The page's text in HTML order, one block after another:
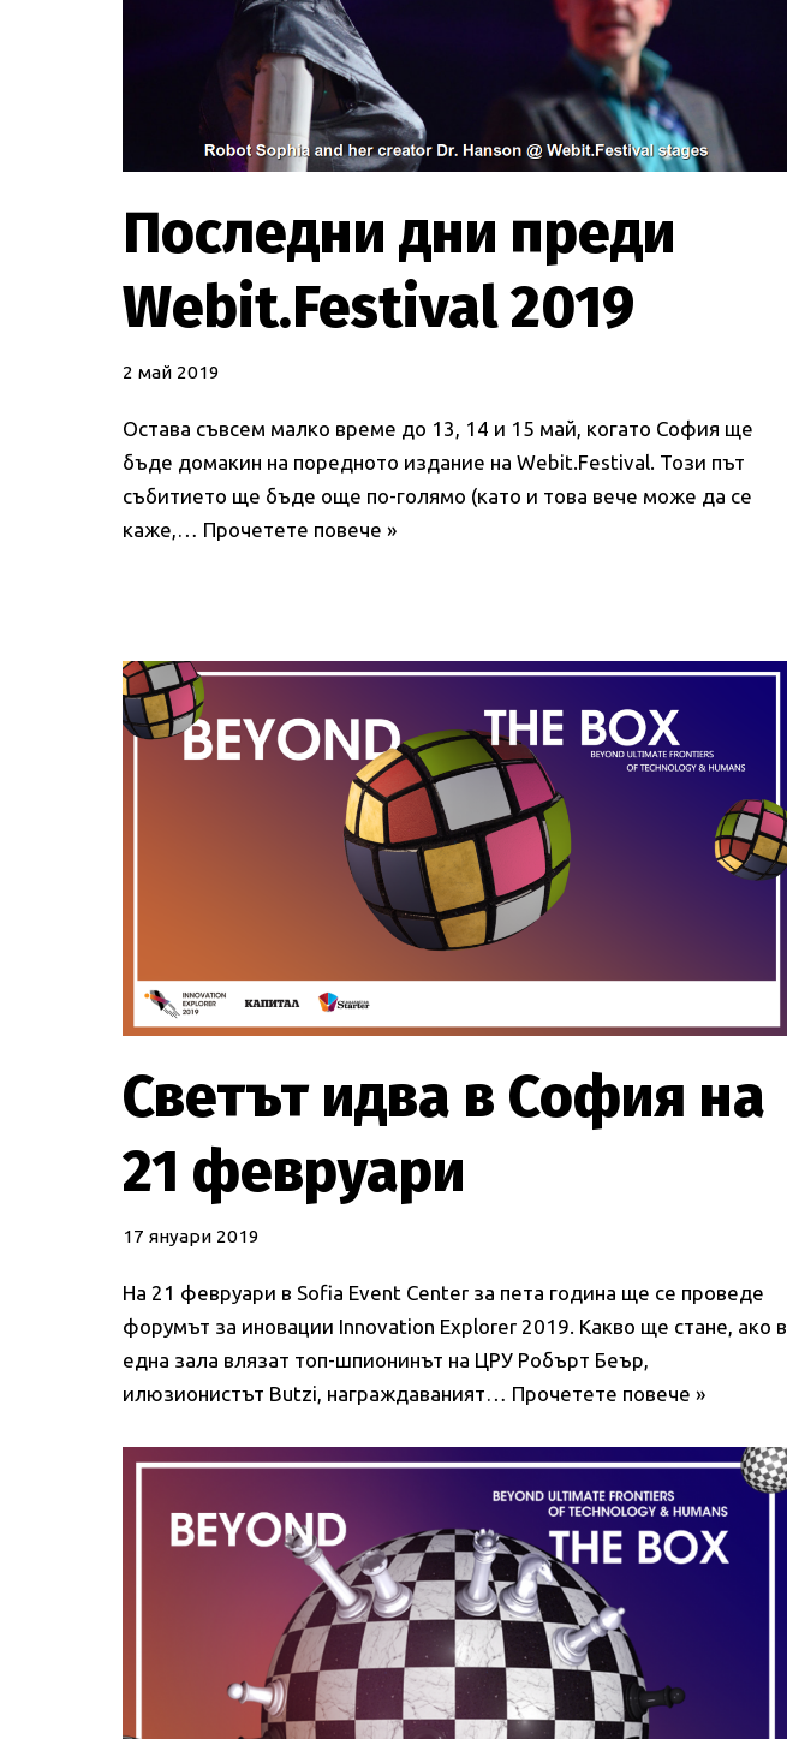
Последни дни преди
Webit.Festival 2019
2 май 2019
Остава съвсем малко време до 13, 14 и 15 май, когато София ще
бъде домакин на поредното издание на Webit.Festival. Този път
събитието ще бъде още по-голямо (като и това вече може да се
каже,… Прочетете повече »
Светът идва в София на
21 февруари
17 януари 2019
На 21 февруари в Sofia Event Center за пета година ще се проведе
форумът за иновации Innovation Explorer 2019. Какво ще стане, ако в
една зала влязат топ-шпионинът на ЦРУ Робърт Беър,
илюзионистът Butzi, награждаваният… Прочетете повече »